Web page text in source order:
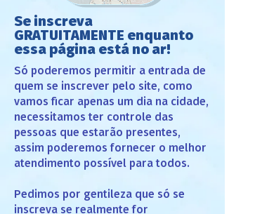
Se inscreva
GRATUITAMENTE enquanto
essa página está no ar!
Só poderemos permitir a entrada de
quem se inscrever pelo site, como
vamos ficar apenas um dia na cidade,
necessitamos ter controle das
pessoas que estarão presentes,
assim poderemos fornecer o melhor
atendimento possível para todos.
Pedimos por gentileza que só se
inscreva se realmente for